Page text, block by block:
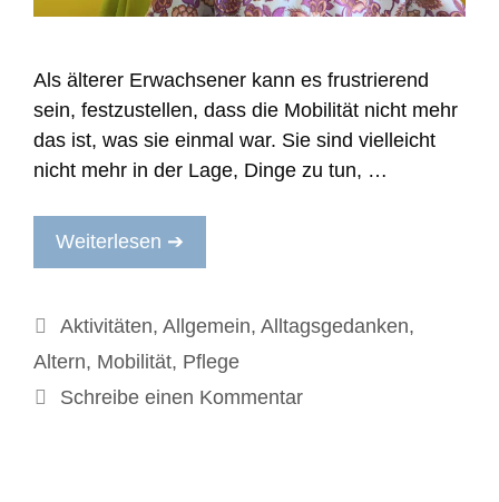
Als älterer Erwachsener kann es frustrierend
sein, festzustellen, dass die Mobilität nicht mehr
das ist, was sie einmal war. Sie sind vielleicht
nicht mehr in der Lage, Dinge zu tun, …
Weiterlesen ➔
Kategorien
Aktivitäten, Allgemein, Alltagsgedanken,
Altern, Mobilität, Pflege
Schreibe einen Kommentar